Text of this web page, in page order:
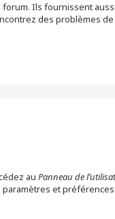
Ils fournissent
des problèmes
au Panneau de
et